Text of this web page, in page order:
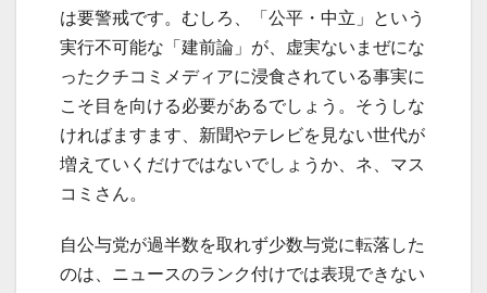
は要警戒です。むしろ、「公平・中立」という
実行不可能な「建前論」が、虚実ないまぜにな
ったクチコミメディアに浸食されている事実に
こそ目を向ける必要があるでしょう。そうしな
ければますます、新聞やテレビを見ない世代が
増えていくだけではないでしょうか、ネ、マス
コミさん。
自公与党が過半数を取れず少数与党に転落した
のは、ニュースのランク付けでは表現できない